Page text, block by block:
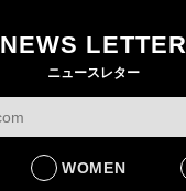
NEWS LETTER
ニュースレター
WOMEN